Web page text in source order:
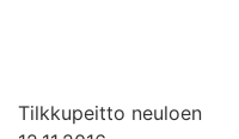
Tilkkupeitto neuloen